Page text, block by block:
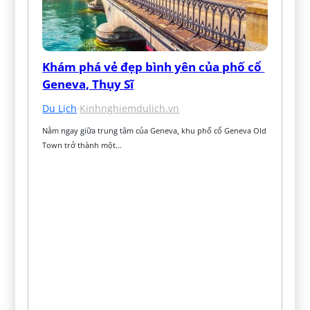
Khám phá vẻ đẹp bình yên của phố cổ
Geneva, Thụy Sĩ
Du Lịch·Kinhnghiemdulich.vn
Nằm ngay giữa trung tâm của Geneva, khu phố cổ Geneva Old
Town trở thành một…